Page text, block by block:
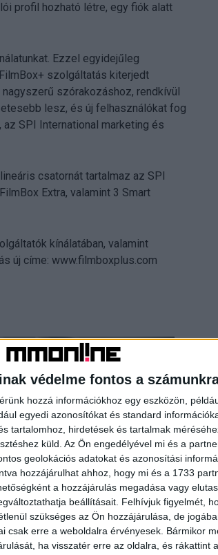
védelme fontos a
hozzá információkhoz egy eszközön,
egyedi azonosítókat és standard
tartalomhoz, hirdetések és tartalmak
küld. Az Ön engedélyével mi és a
geolokációs adatokat és azonosítási
hozzájárulhat ahhoz, hogy mi és a 1733
a hozzájárulás megadása vagy
beállításait. Felhívjuk figyelmét,
szükséges az Ön hozzájárulása, de
csak erre a weboldalra érvényesek. Bármikor
ha visszatér erre az oldalra, és rákattint
profil hozható létre, egy fiók alatt
Ezzel egyidejűleg
szolgáltatás kiterjedt
szórakozáshoz, rendkívül
lesz, és új felhasználókat fog
az SPI International marketing és
csatornát tartalmaz az SPI
Extra, valamint 3 Smart
kínálatában, valamint
új címe: www.filmboxplus.com
Használt elektromos autót venne?
Erre figyeljen!